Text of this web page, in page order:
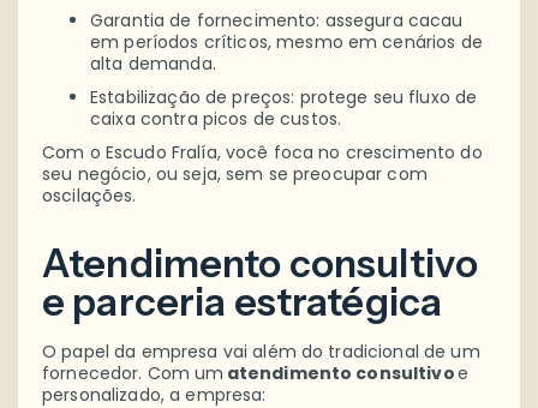
Garantia de fornecimento: assegura cacau
em períodos críticos, mesmo em cenários de
alta demanda.
Estabilização de preços: protege seu fluxo de
caixa contra picos de custos.
Com o Escudo Fralía, você foca no crescimento do
seu negócio, ou seja, sem se preocupar com
oscilações.
Atendimento consultivo
e parceria estratégica
O papel da empresa vai além do tradicional de um
fornecedor. Com um atendimento consultivoe
personalizado, a empresa: